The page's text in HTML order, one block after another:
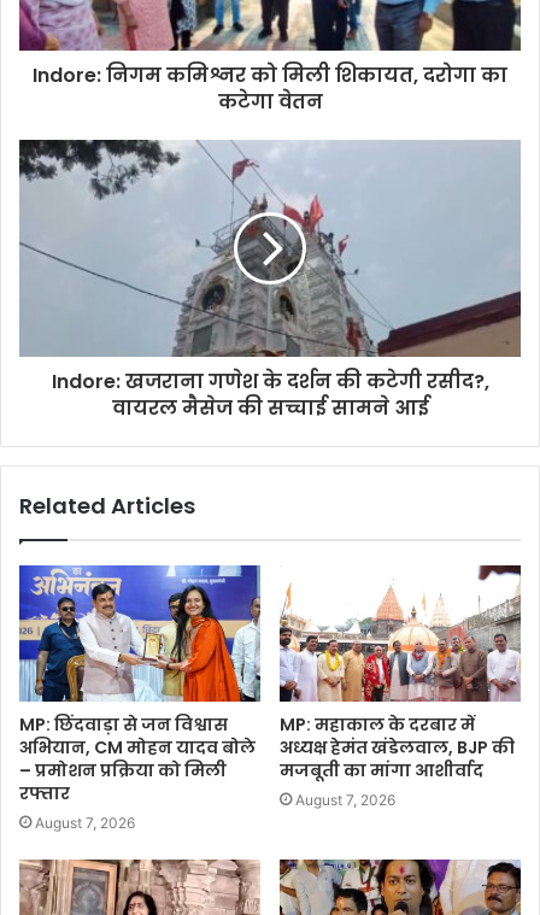
Indore: निगम कमिश्नर को मिली शिकायत, दरोगा का
कटेगा वेतन
Indore: खजराना गणेश के दर्शन की कटेगी रसीद?,
वायरल मैसेज की सच्चाई सामने आई
Related Articles
MP: छिंदवाड़ा से जन विश्वास
अभियान, CM मोहन यादव बोले
– प्रमोशन प्रक्रिया को मिली
रफ्तार
August 7, 2026
MP: महाकाल के दरबार में
अध्यक्ष हेमंत खंडेलवाल, BJP की
मजबूती का मांगा आशीर्वाद
August 7, 2026